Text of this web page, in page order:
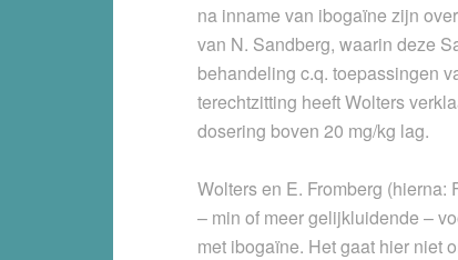
na inname van ibogaïne zijn
van N. Sandberg, waarin deze
behandeling c.q. toepassingen
terechtzitting heeft Wolters
dosering boven 20 mg/kg lag.
Wolters en E. Fromberg
– min of meer gelijkluidende –
met ibogaïne. Het gaat hier niet